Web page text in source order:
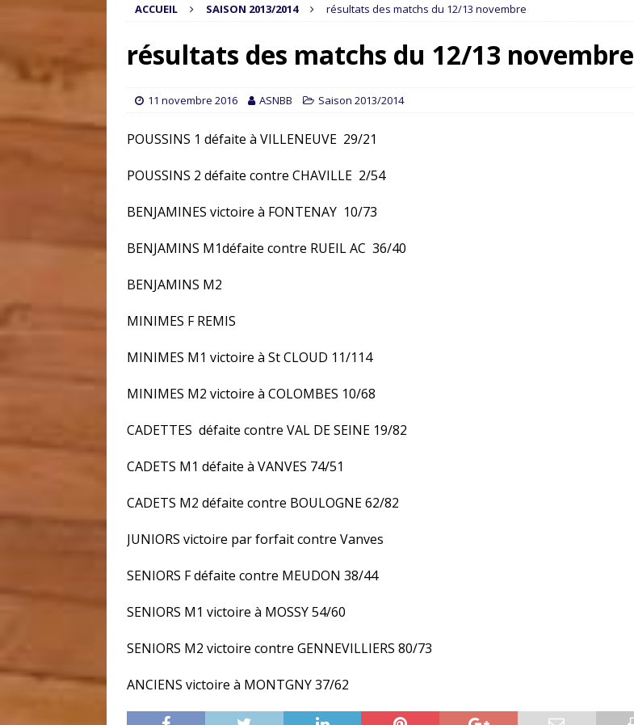
ACCUEIL SAISON 2013/2014 résultats des matchs du 12/13 novembre
résultats des matchs du 12/13 novembre
11 novembre 2016 ASNBB Saison 2013/2014
POUSSINS 1 défaite à VILLENEUVE 29/21
POUSSINS 2 défaite contre CHAVILLE 2/54
BENJAMINES victoire à FONTENAY 10/73
BENJAMINS M1défaite contre RUEIL AC 36/40
BENJAMINS M2
MINIMES F REMIS
MINIMES M1 victoire à St CLOUD 11/114
MINIMES M2 victoire à COLOMBES 10/68
CADETTES défaite contre VAL DE SEINE 19/82
CADETS M1 défaite à VANVES 74/51
CADETS M2 défaite contre BOULOGNE 62/82
JUNIORS victoire par forfait contre Vanves
SENIORS F défaite contre MEUDON 38/44
SENIORS M1 victoire à MOSSY 54/60
SENIORS M2 victoire contre GENNEVILLIERS 80/73
ANCIENS victoire à MONTGNY 37/62